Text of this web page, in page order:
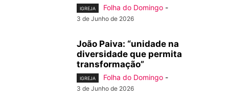
IGREJA Folha do Domingo -
3 de Junho de 2026
João Paiva: “unidade na
diversidade que permita
transformação”
IGREJA Folha do Domingo -
3 de Junho de 2026